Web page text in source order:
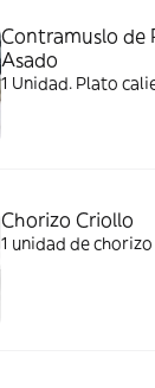
Contramuslo de
Asado
1 Unidad. Plato
Chorizo Criollo
1 unidad de